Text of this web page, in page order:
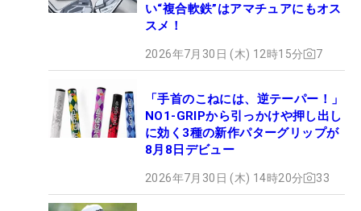
い“複合軟鉄”はアマチュアにもオス
スメ！
2026年7月30日 (木) 12時15分 7
「手首のこねには、逆テーパー！」
NO1-GRIPから引っかけや押し出し
に効く3種の新作パターグリップが
8月8日デビュー
2026年7月30日 (木) 14時20分 33